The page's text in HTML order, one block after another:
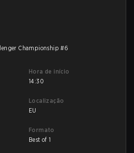
Championship #6
Hora de início
14:30
Localização
EU
Formato
Best of 1